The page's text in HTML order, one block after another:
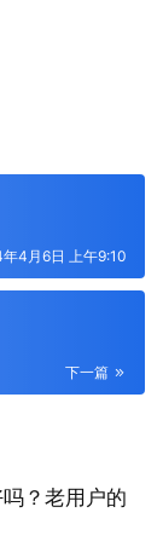
4月6日 上午9:10
下一篇
？老用户的